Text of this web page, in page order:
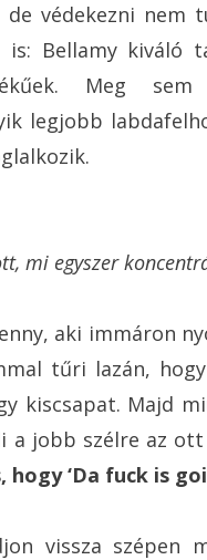
védekezni nem
Bellamy kiváló
Meg
legjobb
mi egyszer
aki immáron
tűri lazán,
kiscsapat. Majd
a jobb szélre az
‘Da fuck is
vissza szépen